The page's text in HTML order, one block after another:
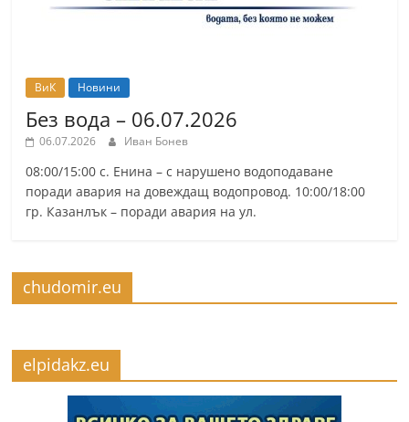
ВиК Новини
Без вода – 06.07.2026
06.07.2026 Иван Бонев
08:00/15:00 с. Енина – с нарушено водоподаване
поради авария на довеждащ водопровод. 10:00/18:00
гр. Казанлък – поради авария на ул.
chudomir.eu
elpidakz.eu